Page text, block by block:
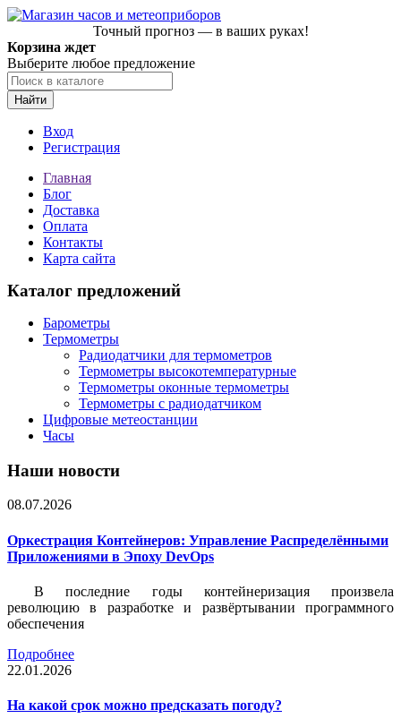
Точный прогноз — в ваших руках!
Корзина ждет
Выберите любое предложение
Найти
Вход
Регистрация
Главная
Блог
Доставка
Оплата
Контакты
Карта сайта
Каталог предложений
Барометры
Термометры
Радиодатчики для термометров
Термометры высокотемпературные
Термометры оконные термометры
Термометры с радиодатчиком
Цифровые метеостанции
Часы
Наши новости
08.07.2026
Оркестрация Контейнеров: Управление Распределёнными
Приложениями в Эпоху DevOps
В последние годы контейнеризация произвела
революцию в разработке и развёртывании программного
обеспечения
Подробнее
22.01.2026
На какой срок можно предсказать погоду?